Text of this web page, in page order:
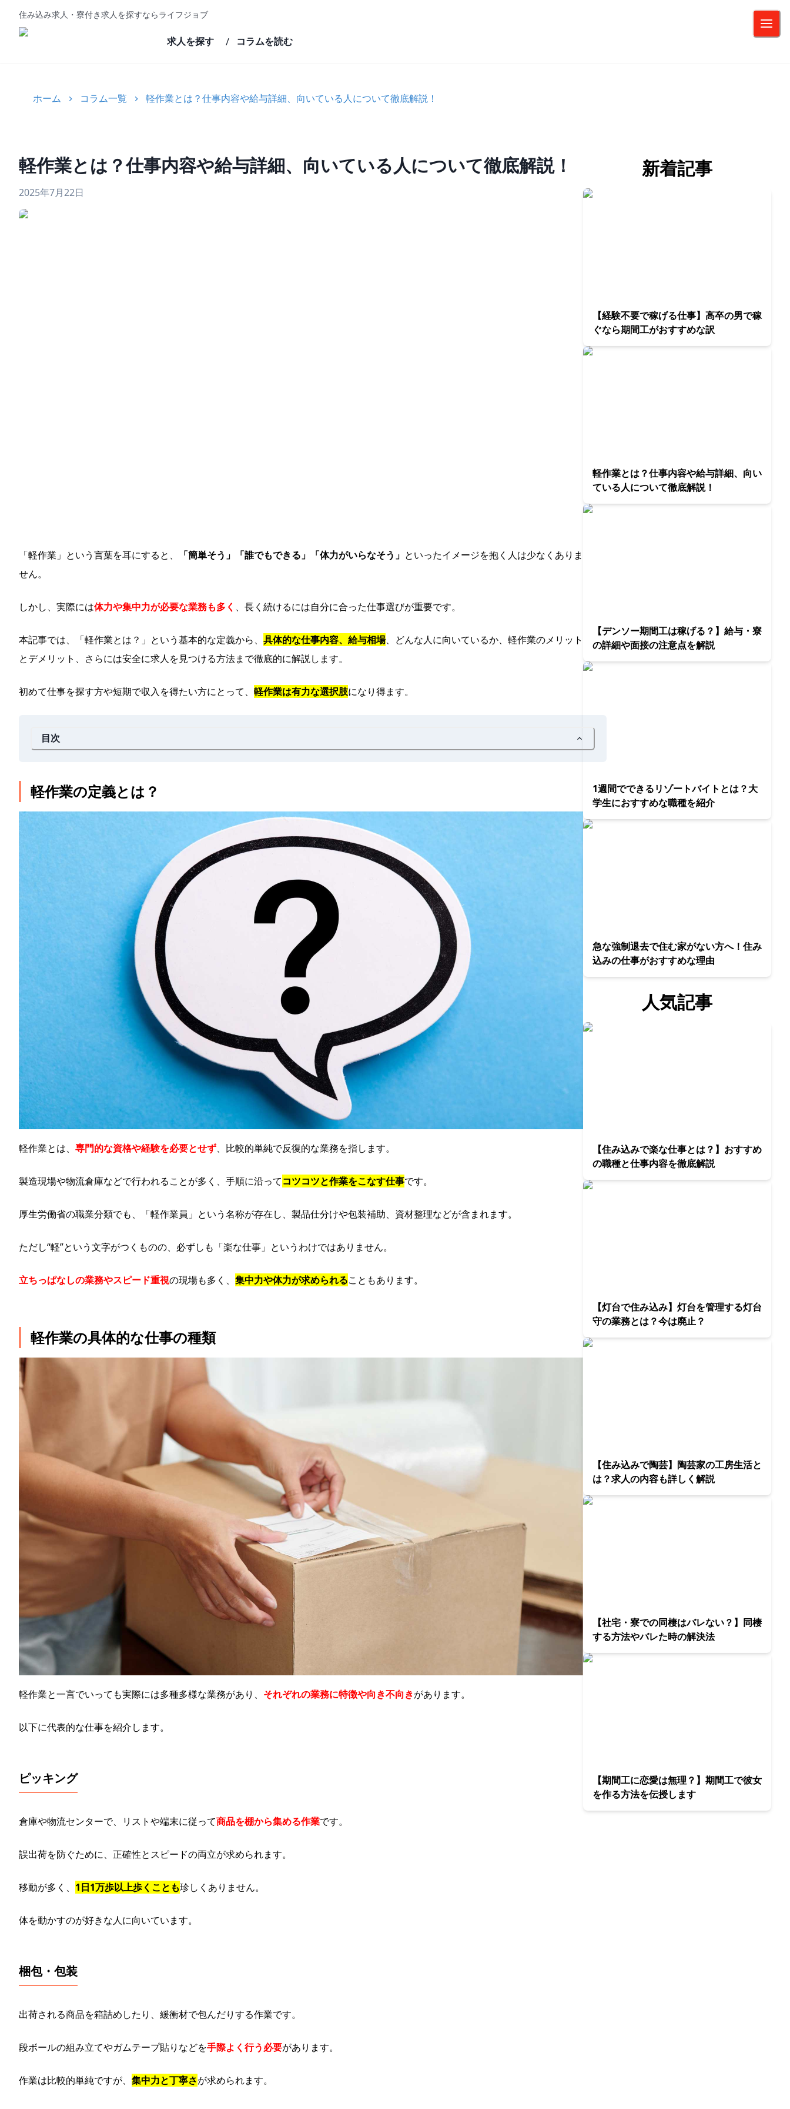
住み込み求人・寮付き求人を探すならライフジョブ
求人を探す / コラムを読む
ホーム コラム一覧 軽作業とは？仕事内容や給与詳細、向いている人について徹底解説！
軽作業とは？仕事内容や給与詳細、向いている人について徹底解説！
2025年7月22日
「軽作業」という言葉を耳にすると、 「簡単そう」「誰でもできる」「体力がいらなそう」 といったイメージを抱く人は少なくありま
せん。
しかし、実際には体力や集中力が必要な業務も多く 、長く続けるには自分に合った仕事選びが重要です。
本記事では、「軽作業とは？」という基本的な定義から、 具体的な仕事内容、給与相場、どんな人に向いているか、軽作業のメリット
とデメリット、さらには安全に求人を見つける方法まで徹底的に解説します。
初めて仕事を探す方や短期で収入を得たい方にとって、 軽作業は有力な選択肢になり得ます。
目次
軽作業の定義とは？
軽作業とは、 専門的な資格や経験を必要とせず、比較的単純で反復的な業務を指します。
製造現場や物流倉庫などで行われることが多く、手順に沿ってコツコツと作業をこなす仕事です。
厚生労働省の職業分類でも、「軽作業員」という名称が存在し、製品仕分けや包装補助、資材整理などが含まれます。
ただし“軽”という文字がつくものの、必ずしも「楽な仕事」というわけではありません。
立ちっぱなしの業務やスピード重視の現場も多く、 集中力や体力が求められることもあります。
軽作業の具体的な仕事の種類
軽作業と一言でいっても実際には多種多様な業務があり、 それぞれの業務に特徴や向き不向きがあります。
以下に代表的な仕事を紹介します。
ピッキング
倉庫や物流センターで、リストや端末に従って商品を棚から集める作業です。
誤出荷を防ぐために、正確性とスピードの両立が求められます。
移動が多く、 1日1万歩以上歩くことも珍しくありません。
体を動かすのが好きな人に向いています。
梱包・包装
出荷される商品を箱詰めしたり、緩衝材で包んだりする作業です。
段ボールの組み立てやガムテープ貼りなどを手際よく行う必要があります。
作業は比較的単純ですが、 集中力と丁寧さが求められます。
新着記事
【経験不要で稼げる仕事】高卒の男で稼
ぐなら期間工がおすすめな訳
軽作業とは？仕事内容や給与詳細、向い
ている人について徹底解説！
【デンソー期間工は稼げる？】給与・寮
の詳細や面接の注意点を解説
1週間でできるリゾートバイトとは？大
学生におすすめな職種を紹介
急な強制退去で住む家がない方へ！住み
込みの仕事がおすすめな理由
人気記事
【住み込みで楽な仕事とは？】おすすめ
の職種と仕事内容を徹底解説
【灯台で住み込み】灯台を管理する灯台
守の業務とは？今は廃止？
【住み込みで陶芸】陶芸家の工房生活と
は？求人の内容も詳しく解説
【社宅・寮での同棲はバレない？】同棲
する方法やバレた時の解決法
【期間工に恋愛は無理？】期間工で彼女
を作る方法を伝授します